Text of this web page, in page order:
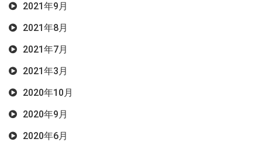
2021年9月
2021年8月
2021年7月
2021年3月
2020年10月
2020年9月
2020年6月